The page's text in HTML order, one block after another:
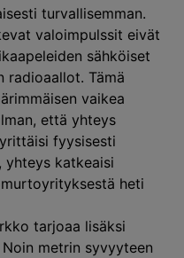
turvallisemman.
valoimpulssit eivät
sähköiset
radioaallot. Tämä
vaikea
että yhteys
fyysisesti
yhteys katkeaisi
heti
tarjoaa lisäksi
metrin syvyyteen